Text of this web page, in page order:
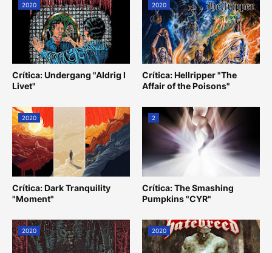
2020
Crítica: Undergang "Aldrig I
Livet"
2020
Crítica: Hellripper "The
Affair of the Poisons"
2020
Crítica: Dark Tranquility
"Moment"
2
Crítica: The Smashing
Pumpkins "CYR"
2020 2020